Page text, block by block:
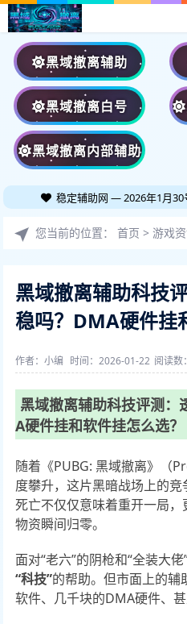
黑域撤离辅助
黑域撤离白号
黑域撤离内部辅助
稳定辅助网 — 2026年1月
您当前的位置：首页 > 游戏
黑域撤离辅助科技
稳吗？DMA硬件挂
作者：小编 时间：2026-01-22 阅读数
黑域撤离辅助科技评测：
A硬件挂和软件挂怎么选？
随着《PUBG: 黑域撤离》（
度攀升，这片黑暗战场上的竞
死亡不仅仅意味着重开一局
物资瞬间归零。
面对“老六”的阴枪和“全装大
“科技”的帮助。但市面上的辅
软件、几千块的DMA硬件、